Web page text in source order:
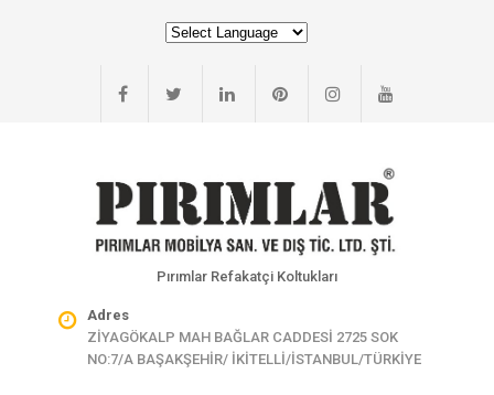
Pırımlar Refakatçi Koltukları
Adres
ZİYAGÖKALP MAH BAĞLAR CADDESİ 2725 SOK
NO:7/A BAŞAKŞEHİR/ İKİTELLİ/İSTANBUL/TÜRKİYE